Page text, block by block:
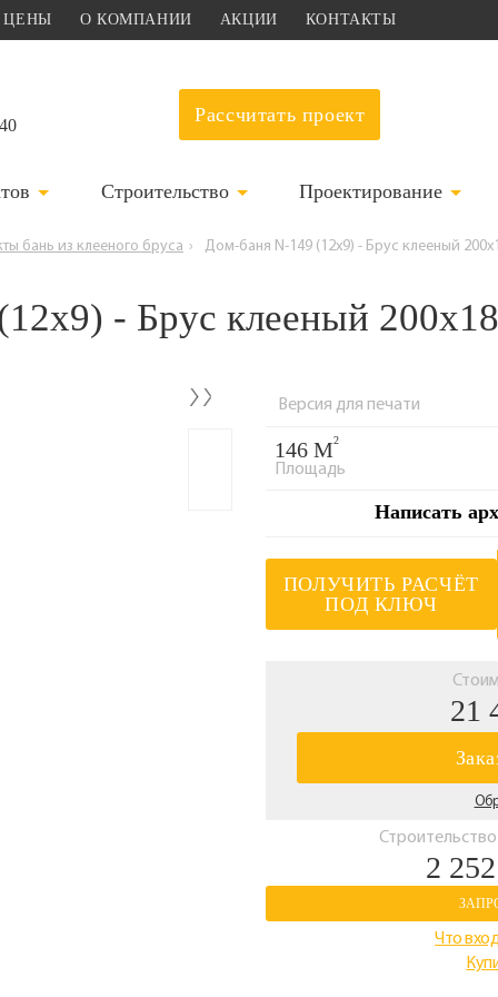
ЦЕНЫ О КОМПАНИИ АКЦИИ КОНТАКТЫ
Рассчитать проект
Строительство Проектирование
бань из клееного бруса › Дом-баня N-149 (12x9) - Брус клееный
- Брус клееный
› Версия для печати
146 М2
Площадь
Написать
ПОЛУЧИТЬ РАСЧЁТ
ПОД КЛЮЧ
21
2
Что